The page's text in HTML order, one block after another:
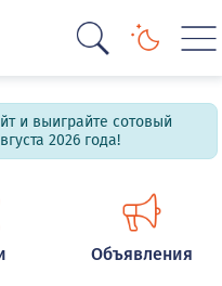
и выиграйте сотовый
2026 года!
Объявления